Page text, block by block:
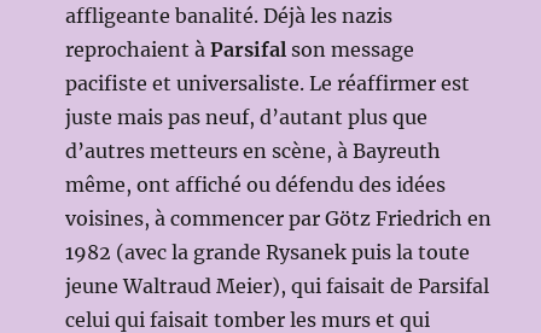
affligeante banalité. Déjà les nazis
reprochaient àParsifal son message
pacifiste et universaliste. Le réaffirmer est
juste mais pas neuf, d’autant plus que
d’autres metteurs en scène, à Bayreuth
même, ont affiché ou défendu des idées
voisines, à commencer par Götz Friedrich en
1982 (avec la grande Rysanek puis la toute
jeune Waltraud Meier), qui faisait de Parsifal
celui qui faisait tomber les murs et qui